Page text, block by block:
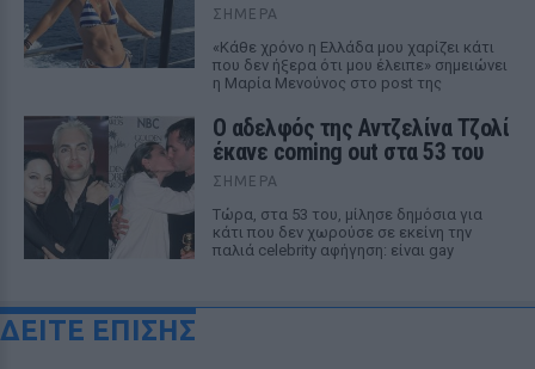
ΣΉΜΕΡΑ
«Κάθε χρόνο η Ελλάδα μου χαρίζει κάτι
που δεν ήξερα ότι μου έλειπε» σημειώνει
η Μαρία Μενούνος στο post της
Ο αδελφός της Αντζελίνα Τζολί
έκανε coming out στα 53 του
ΣΉΜΕΡΑ
Τώρα, στα 53 του, μίλησε δημόσια για
κάτι που δεν χωρούσε σε εκείνη την
παλιά celebrity αφήγηση: είναι gay
ΔΕΙΤΕ ΕΠΙΣΗΣ